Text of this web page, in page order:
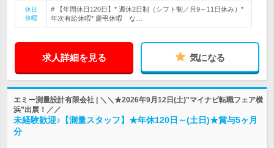
休日
休暇
# 【年間休日120日】* 週休2日制（シフト制／月9～11日休み）*
年次有給休暇* 慶弔休暇 な…
求人詳細を見る 気になる
エミー測量設計有限会社 | ＼＼★2026年9月12日(土)"マイナビ転職フェア横
浜”出展！／／
未経験歓迎♪【測量スタッフ】★年休120日～(土日)★賞与5ヶ月
分